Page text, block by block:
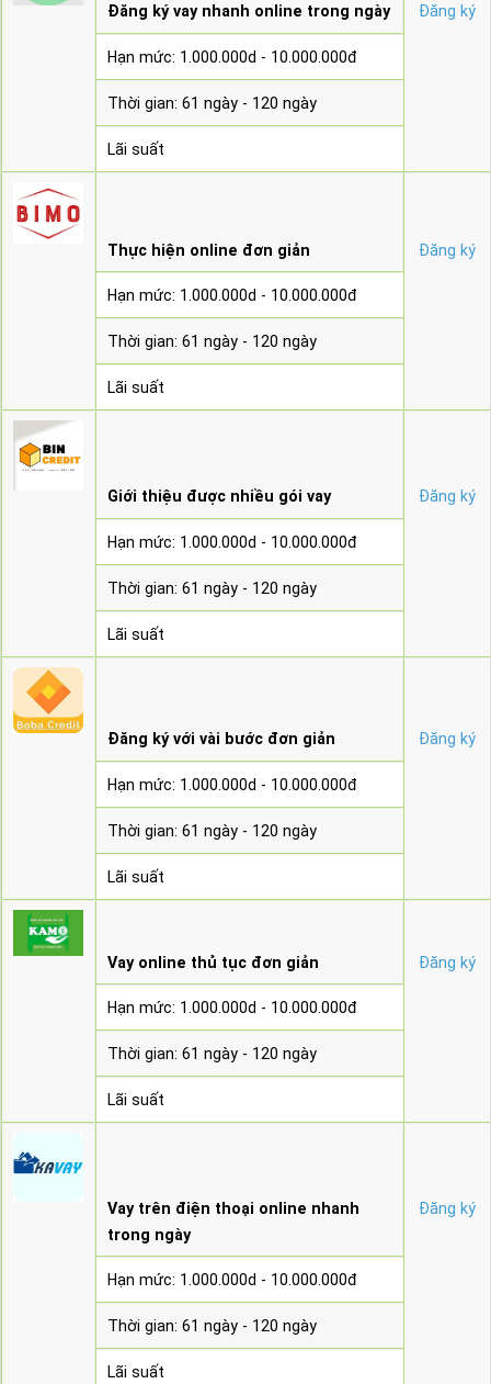
Đăng ký vay nhanh online trong ngày Đăng ký
Hạn mức: 1.000.000d - 10.000.000đ
Thời gian: 61 ngày - 120 ngày
Lãi suất
Thực hiện online đơn giản Đăng ký
Hạn mức: 1.000.000d - 10.000.000đ
Thời gian: 61 ngày - 120 ngày
Lãi suất
Giới thiệu được nhiều gói vay Đăng ký
Hạn mức: 1.000.000d - 10.000.000đ
Thời gian: 61 ngày - 120 ngày
Lãi suất
Đăng ký với vài bước đơn giản Đăng ký
Hạn mức: 1.000.000d - 10.000.000đ
Thời gian: 61 ngày - 120 ngày
Lãi suất
Vay online thủ tục đơn giản Đăng ký
Hạn mức: 1.000.000d - 10.000.000đ
Thời gian: 61 ngày - 120 ngày
Lãi suất
Vay trên điện thoại online nhanh
trong ngày
Đăng ký
Hạn mức: 1.000.000d - 10.000.000đ
Thời gian: 61 ngày - 120 ngày
Lãi suất